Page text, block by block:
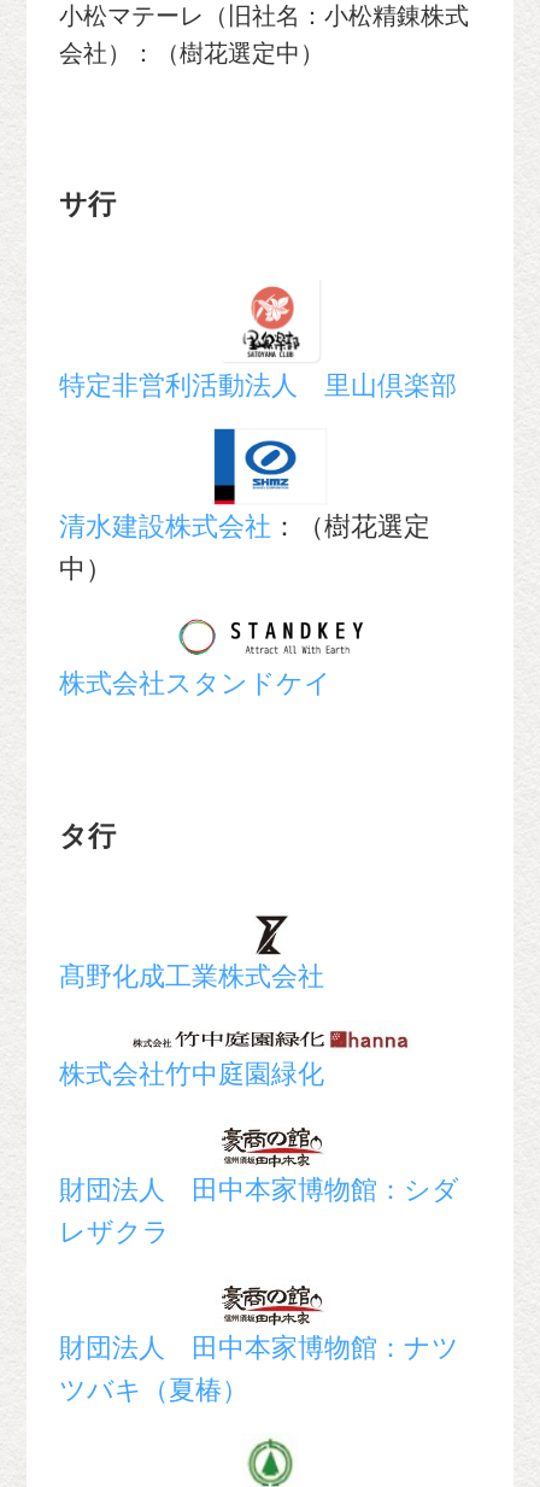
小松マテーレ（旧社名：小松精錬株式
会社）：（樹花選定中）
サ行
特定非営利活動法人 里山倶楽部
清水建設株式会社 ：（樹花選定
中）
株式会社スタンドケイ
タ行
髙野化成工業株式会社
株式会社竹中庭園緑化
財団法人 田中本家博物館：シダ
レザクラ
財団法人 田中本家博物館：ナツ
ツバキ（夏椿）